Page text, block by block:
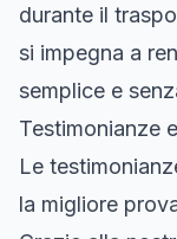
durante il
si impegna a
semplice e
Testimonianze
Le
la migliore